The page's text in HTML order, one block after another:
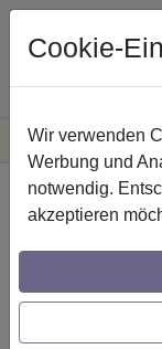
Startseite
Aluminium /
Modell
Cookie-
Wir verwenden
Werbung und
notwendig.
akzeptieren